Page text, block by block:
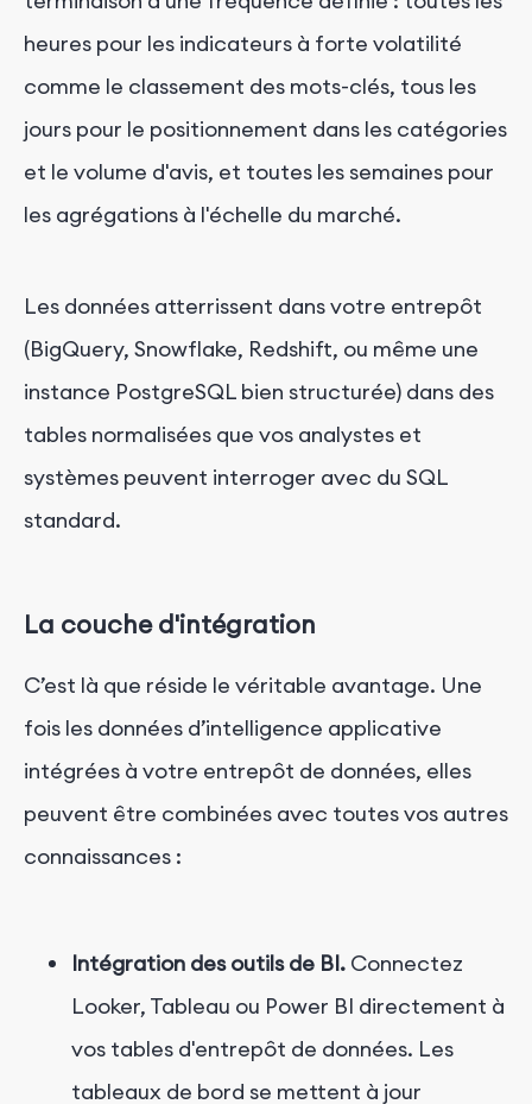
heures pour les indicateurs à forte volatilité
comme le classement des mots-clés, tous les
jours pour le positionnement dans les catégories
et le volume d'avis, et toutes les semaines pour
les agrégations à l'échelle du marché.
Les données atterrissent dans votre entrepôt
(BigQuery, Snowflake, Redshift, ou même une
instance PostgreSQL bien structurée) dans des
tables normalisées que vos analystes et
systèmes peuvent interroger avec du SQL
standard.
La couche d'intégration
C’est là que réside le véritable avantage. Une
fois les données d’intelligence applicative
intégrées à votre entrepôt de données, elles
peuvent être combinées avec toutes vos autres
connaissances :
Intégration des outils de BI. Connectez
Looker, Tableau ou Power BI directement à
vos tables d'entrepôt de données. Les
tableaux de bord se mettent à jour